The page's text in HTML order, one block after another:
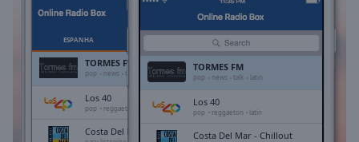
currently
Remaining
ESPANHA
TORMES FM
pop news talk latin
Los 40
pop reggaeton latin
Costa Del Mar - Chillout
TORMES FM
pop news talk latin
Los 40
pop reggaeton latin
Costa Del Mar - Chillout